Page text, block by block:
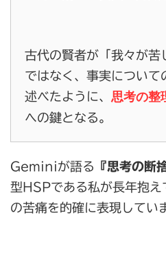
古代の賢者が「我々が苦
ではなく、事実について
述べたように、 思考の整
への鍵となる。
Geminiが語る 『思考の断
型HSPである私が長年抱え
の苦痛を的確に表現してい